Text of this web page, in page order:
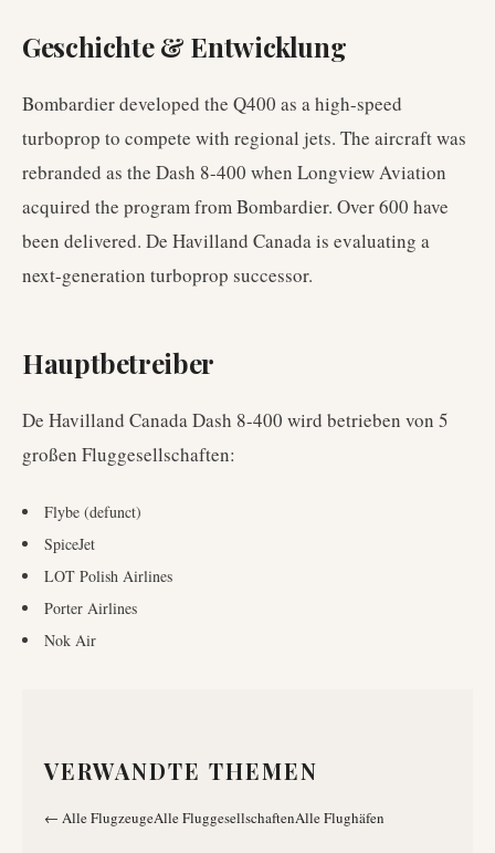
Geschichte & Entwicklung
Bombardier developed the Q400 as a high-speed
turboprop to compete with regional jets. The aircraft was
rebranded as the Dash 8-400 when Longview Aviation
acquired the program from Bombardier. Over 600 have
been delivered. De Havilland Canada is evaluating a
next-generation turboprop successor.
Hauptbetreiber
De Havilland Canada Dash 8-400 wird betrieben von 5
großen Fluggesellschaften:
Flybe (defunct)
SpiceJet
LOT Polish Airlines
Porter Airlines
Nok Air
VERWANDTE THEMEN
← Alle FlugzeugeAlle FluggesellschaftenAlle Flughäfen